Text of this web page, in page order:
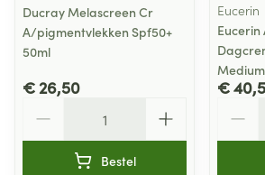
Ducray Melascreen Cr
A/pigmentvlekken Spf50+
50ml
€ 26,50
Bestel
Eucerin
€